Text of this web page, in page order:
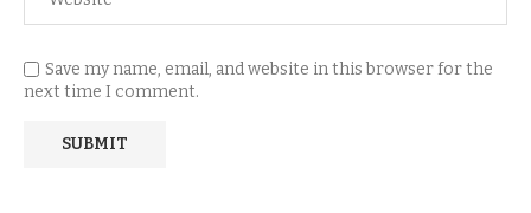
Save my name, email, and website in this browser for the
next time I comment.